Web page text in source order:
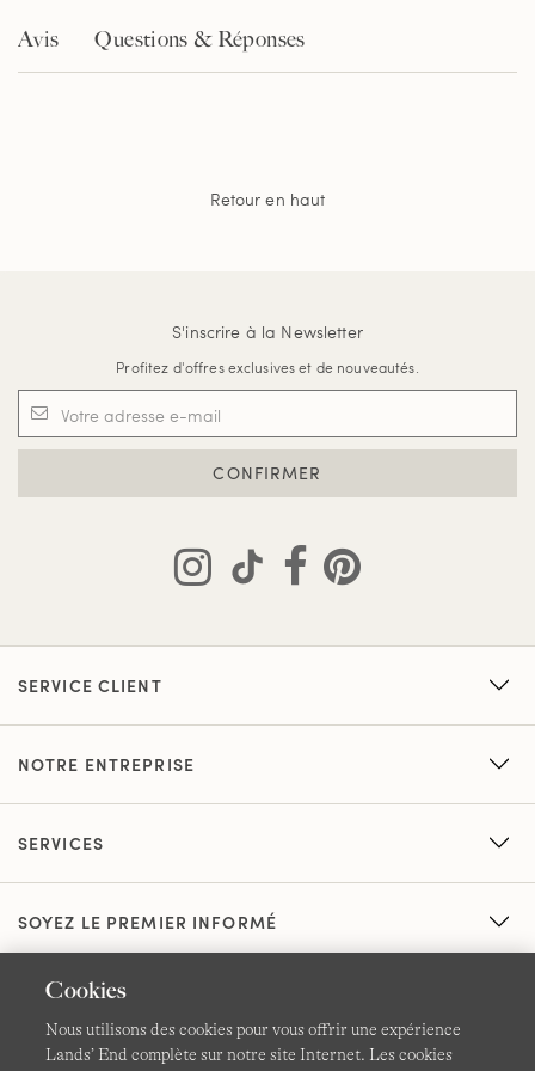
Avis Questions & Réponses
Retour en haut
S'inscrire à la Newsletter
Profitez d'offres exclusives et de nouveautés.
CONFIRMER
SERVICE CLIENT
NOTRE ENTREPRISE
SERVICES
SOYEZ LE PREMIER INFORMÉ
Cookies
Nous utilisons des cookies pour vous offrir une expérience
Lands’ End complète sur notre site Internet. Les cookies